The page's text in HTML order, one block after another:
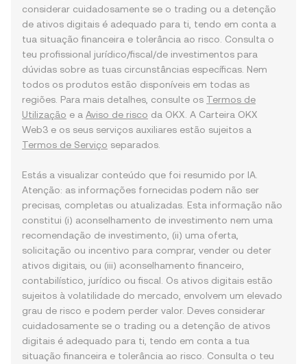
considerar cuidadosamente se o trading ou a detenção
de ativos digitais é adequado para ti, tendo em conta a
tua situação financeira e tolerância ao risco. Consulta o
teu profissional jurídico/fiscal/de investimentos para
dúvidas sobre as tuas circunstâncias específicas. Nem
todos os produtos estão disponíveis em todas as
regiões. Para mais detalhes, consulte os Termos de
Utilização e a Aviso de risco da OKX. A Carteira OKX
Web3 e os seus serviços auxiliares estão sujeitos a
Termos de Serviço separados.
Estás a visualizar conteúdo que foi resumido por IA.
Atenção: as informações fornecidas podem não ser
precisas, completas ou atualizadas. Esta informação não
constitui (i) aconselhamento de investimento nem uma
recomendação de investimento, (ii) uma oferta,
solicitação ou incentivo para comprar, vender ou deter
ativos digitais, ou (iii) aconselhamento financeiro,
contabilístico, jurídico ou fiscal. Os ativos digitais estão
sujeitos à volatilidade do mercado, envolvem um elevado
grau de risco e podem perder valor. Deves considerar
cuidadosamente se o trading ou a detenção de ativos
digitais é adequado para ti, tendo em conta a tua
situação financeira e tolerância ao risco. Consulta o teu